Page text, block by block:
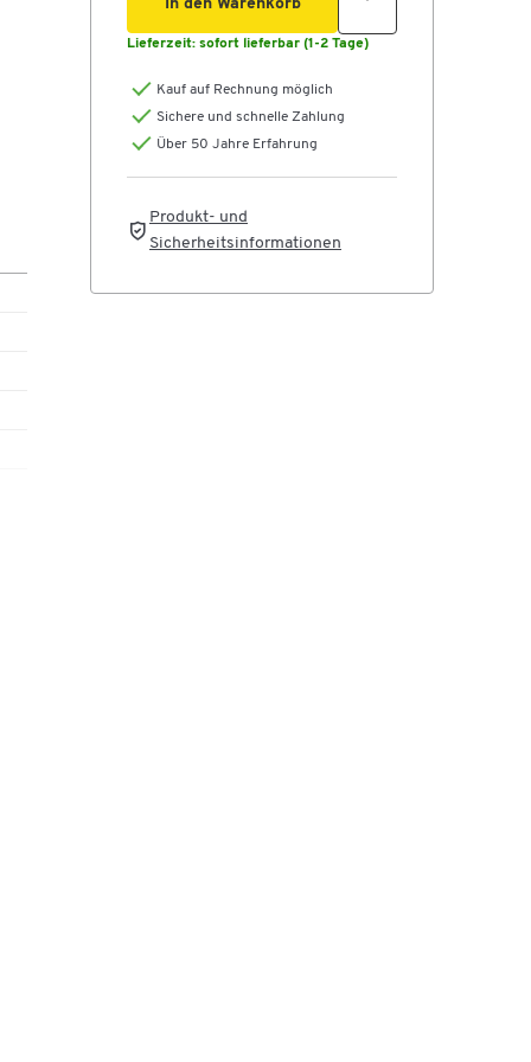
In den Warenkorb
Lieferzeit: sofort lieferbar (1-2 Tage)
Kauf auf Rechnung möglich
Sichere und schnelle Zahlung
Über 50 Jahre Erfahrung
Produkt- und
Sicherheitsinformationen